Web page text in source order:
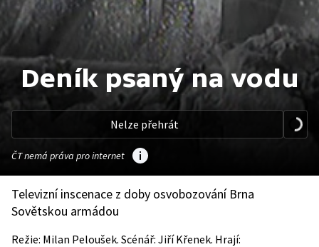
Deník psaný na vodu
Nelze přehrát
ČT nemá práva pro internet
Televizní inscenace z doby osvobozování Brna
Sovětskou armádou
Režie: Milan Peloušek. Scénář: Jiří Křenek. Hrají: